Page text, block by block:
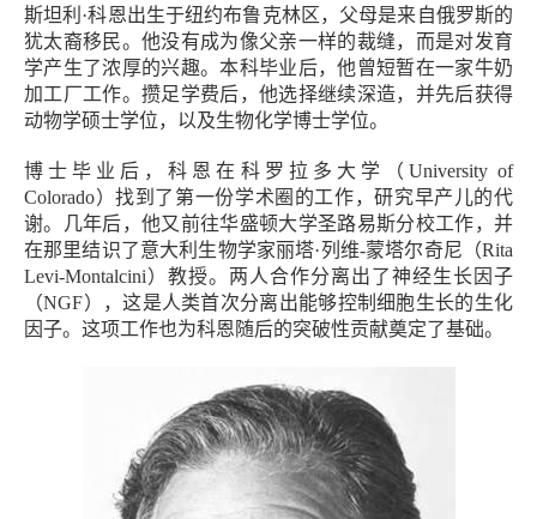
斯坦利·科恩出生于纽约布鲁克林区，父母是来自俄罗斯的
犹太裔移民。他没有成为像父亲一样的裁缝，而是对发育
学产生了浓厚的兴趣。本科毕业后，他曾短暂在一家牛奶
加工厂工作。攒足学费后，他选择继续深造，并先后获得
动物学硕士学位，以及生物化学博士学位。
博士毕业后，科恩在科罗拉多大学（University of
Colorado）找到了第一份学术圈的工作，研究早产儿的代
谢。几年后，他又前往华盛顿大学圣路易斯分校工作，并
在那里结识了意大利生物学家丽塔·列维-蒙塔尔奇尼（Rita
Levi-Montalcini）教授。两人合作分离出了神经生长因子
（NGF），这是人类首次分离出能够控制细胞生长的生化
因子。这项工作也为科恩随后的突破性贡献奠定了基础。